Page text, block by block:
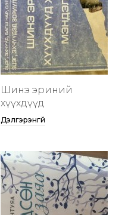
Шинэ эриний
хүүхдүүд
Дэлгэрэнгүй